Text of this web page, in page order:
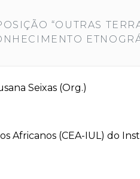
“OUTRAS
Seixas (Org.)
Africanos (CEA-IUL) do